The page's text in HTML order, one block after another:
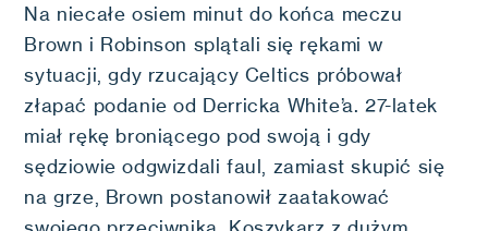
Na niecałe osiem minut do końca meczu
Brown i Robinson splątali się rękami w
sytuacji, gdy rzucający Celtics próbował
złapać podanie od Derricka White’a. 27-latek
miał rękę broniącego pod swoją i gdy
sędziowie odgwizdali faul, zamiast skupić się
na grze, Brown postanowił zaatakować